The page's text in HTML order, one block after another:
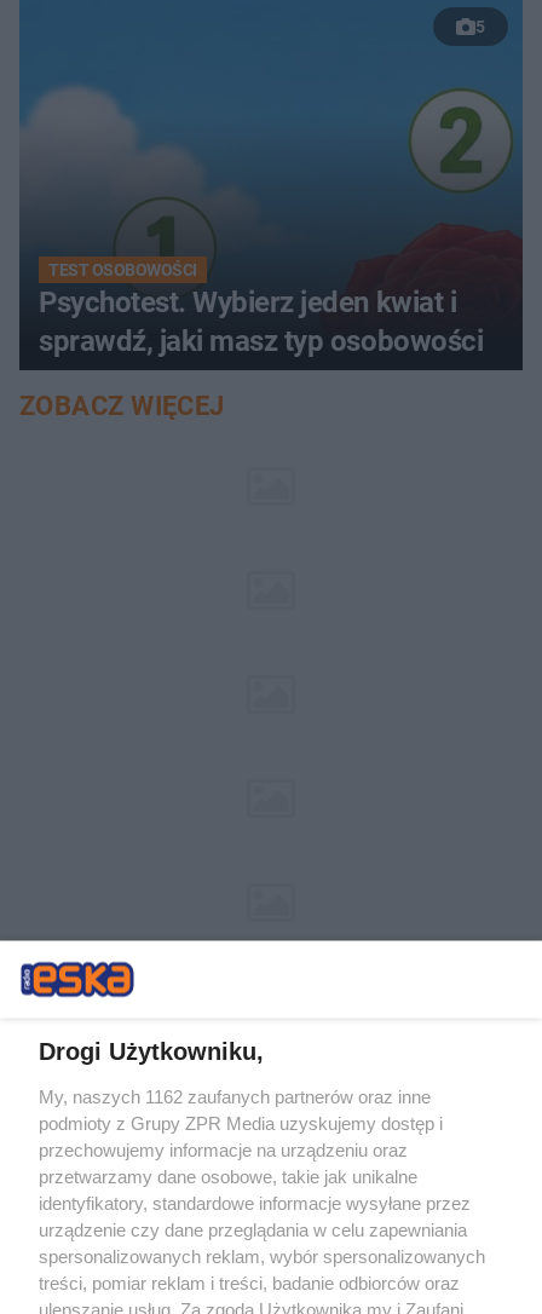
5
TEST OSOBOWOŚCI
Psychotest. Wybierz jeden kwiat i
sprawdź, jaki masz typ osobowości
ZOBACZ WIĘCEJ
Żaden utwór zamieszczony w serwisie nie może być powielany i
rozpowszechniany lub dalej rozpowszechniany w jakikolwiek sposób (w
tym także elektroniczny lub mechaniczny) na jakimkolwiek polu
eksploatacji w jakiejkolwiek formie, włącznie z umieszczaniem w
Internecie bez pisemnej zgody właściciela praw. Jakiekolwiek użycie lub
wykorzystanie utworów w całości lub w części z naruszeniem prawa,
tzn. bez właściwej zgody, jest zabronione pod groźbą kary i może być
ścigane prawnie.
Drogi Użytkowniku,
My, naszych 1162 zaufanych partnerów oraz inne
podmioty z Grupy ZPR Media uzyskujemy dostęp i
przechowujemy informacje na urządzeniu oraz
przetwarzamy dane osobowe, takie jak unikalne
identyfikatory, standardowe informacje wysyłane przez
urządzenie czy dane przeglądania w celu zapewniania
spersonalizowanych reklam, wybór spersonalizowanych
treści, pomiar reklam i treści, badanie odbiorców oraz
ulepszanie usług. Za zgodą Użytkownika my i Zaufani